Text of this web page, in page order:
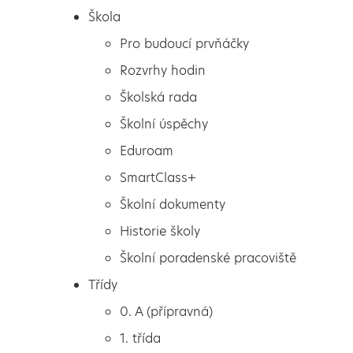
Pro budoucí prvňáčky
Rozvrhy hodin
Školská rada
Škola
Pro budoucí prvňáčky
Rozvrhy hodin
Školská rada
Školní úspěchy
Eduroam
SmartClass+
Školní dokumenty
Historie školy
Školní poradenské pracoviště
Třídy
0. A (přípravná)
1. třída
Tablety